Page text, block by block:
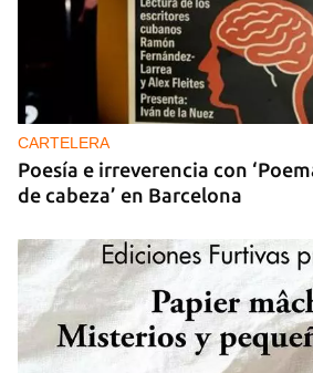
CARTELERA
Poesía e irreverencia con
de cabeza’ en Barcelona